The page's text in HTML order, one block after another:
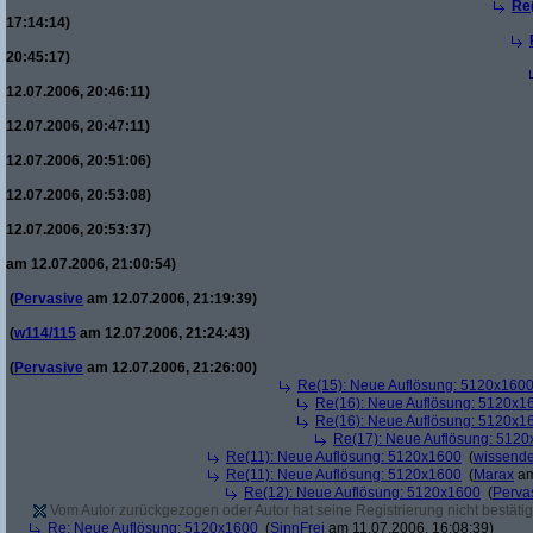
17:14:14)
20:45:17)
12.07.2006, 20:46:11)
12.07.2006, 20:47:11)
12.07.2006, 20:51:06)
12.07.2006, 20:53:08)
12.07.2006, 20:53:37)
am 12.07.2006, 21:00:54)
(Pervasive am 12.07.2006, 21:19:39)
(w114/115 am 12.07.2006, 21:24:43)
(Pervasive am 12.07.2006, 21:26:00)
Re(15): Neue Auflösung: 5120x1600
Re(16): Neue Auflösung:
Re(16): Neue Auflösung:
Re(17): Neue Auflösung:
Re(11): Neue Auflösung: 5120x1600 (
Re(11): Neue Auflösung: 5120x1600 (Marax
Re(12): Neue Auflösung: 5120x1600 (
Vom Autor zurückgezogen oder Autor hat seine Registrierung nicht
Re: Neue Auflösung: 5120x1600 (SinnFrei am 11.07.2006, 16:08:39)